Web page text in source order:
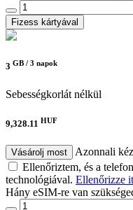
Fizess kártyával
3 GB / 3 napok
Sebességkorlát nélkül
9,328.11 HUF
Vásárolj most
Azonnali
Ellenőriztem, és a
technológiával. Ellenőrizze
Hány eSIM-re van